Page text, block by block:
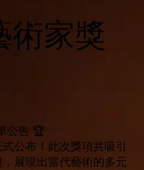
術家獎
公告 🏆
公布！此次獎項共吸引
展現出當代藝術的多元